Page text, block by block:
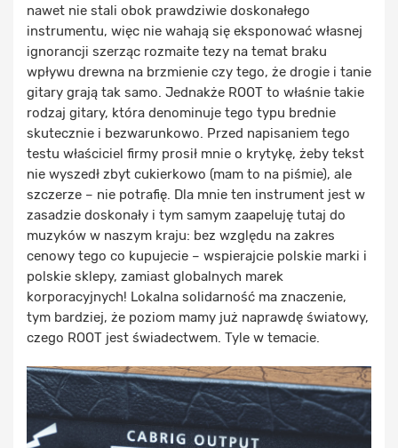
nawet nie stali obok prawdziwie doskonałego
instrumentu, więc nie wahają się eksponować własnej
ignorancji szerząc rozmaite tezy na temat braku
wpływu drewna na brzmienie czy tego, że drogie i tanie
gitary grają tak samo. Jednakże ROOT to właśnie takie
rodzaj gitary, która denominuje tego typu brednie
skutecznie i bezwarunkowo. Przed napisaniem tego
testu właściciel firmy prosił mnie o krytykę, żeby tekst
nie wyszedł zbyt cukierkowo (mam to na piśmie), ale
szczerze – nie potrafię. Dla mnie ten instrument jest w
zasadzie doskonały i tym samym zaapeluję tutaj do
muzyków w naszym kraju: bez względu na zakres
cenowy tego co kupujecie – wspierajcie polskie marki i
polskie sklepy, zamiast globalnych marek
korporacyjnych! Lokalna solidarność ma znaczenie,
tym bardziej, że poziom mamy już naprawdę światowy,
czego ROOT jest świadectwem. Tyle w temacie.